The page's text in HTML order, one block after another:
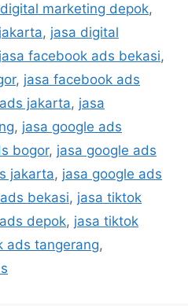
marketing depok,
, jasa digital
jasa facebook ads bekasi,
, jasa facebook ads
jakarta, jasa
, jasa google ads
bogor, jasa google ads
jakarta, jasa google ads
bekasi, jasa tiktok
depok, jasa tiktok
ads tangerang,